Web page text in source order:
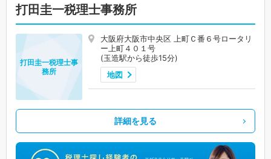
打田圭一税理士事務所
大阪府大阪市中央区 上町Ｃ番６号ロータリ
ー上町４０１号
(玉造駅から徒歩15分)
地図
打田圭一税理士事
務所
詳細を見る